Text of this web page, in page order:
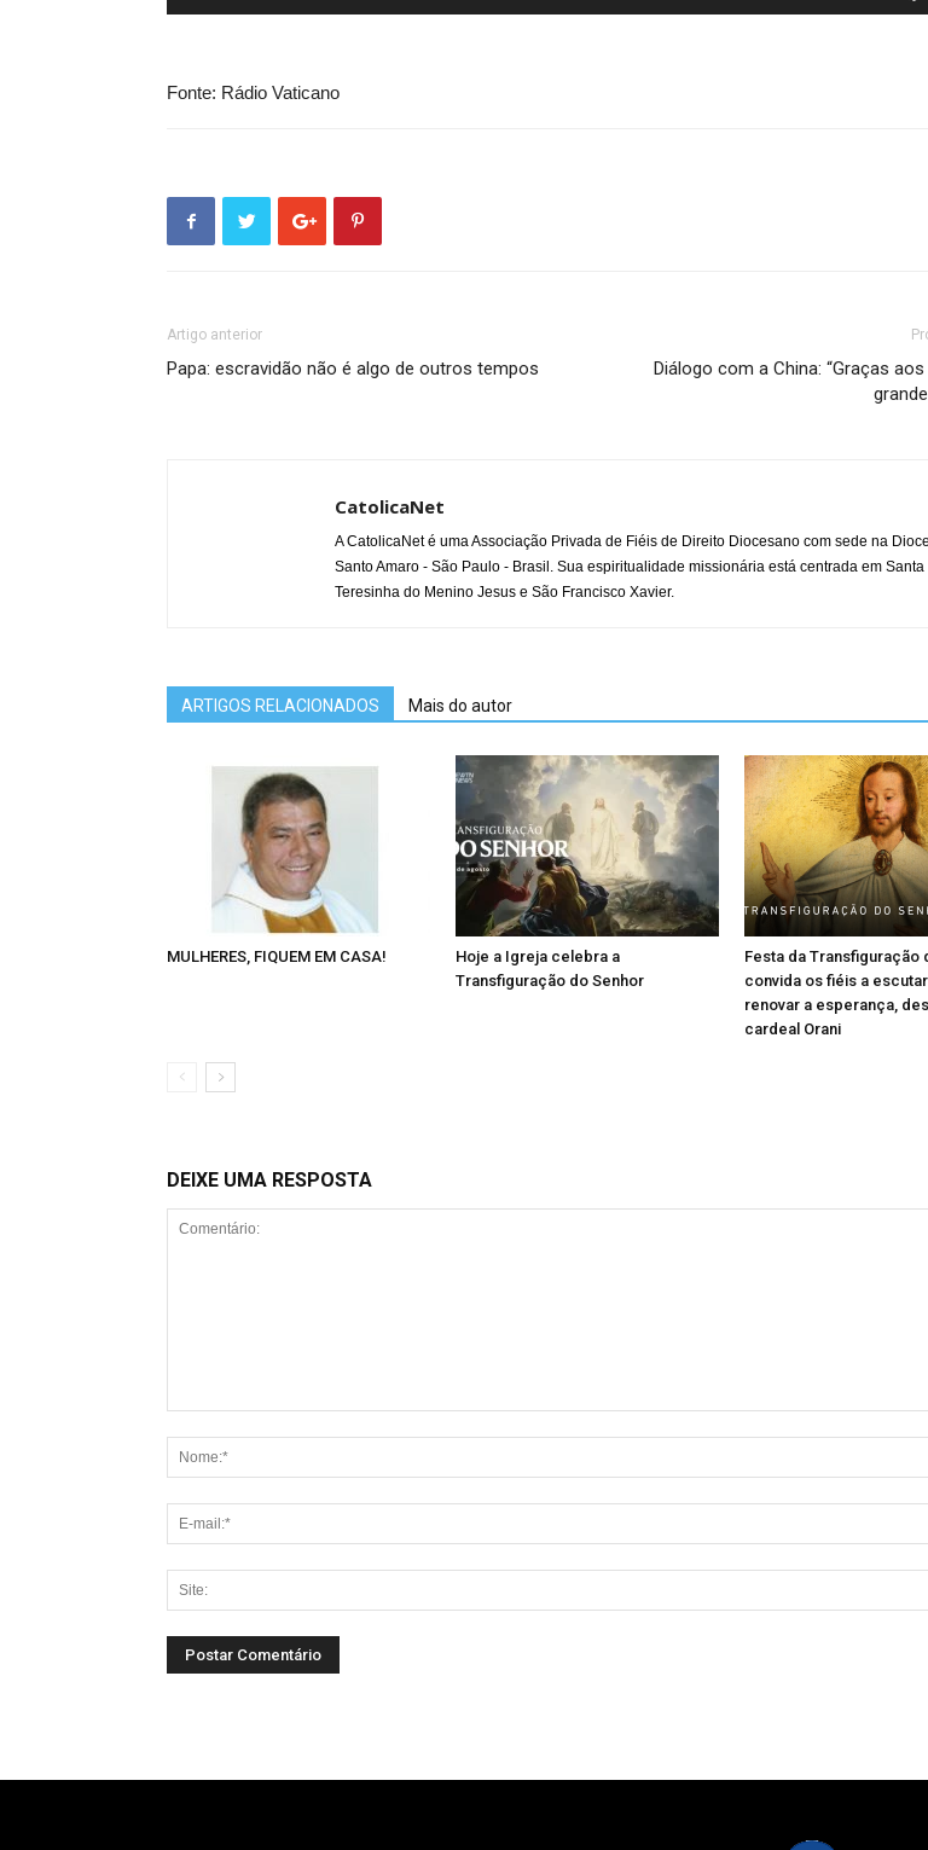
de
Fonte: Rádio Vaticano
Artigo anterior
Papa: escravidão não é algo de outros tempos
Diálogo com a China: “Graças
CatolicaNet
A CatolicaNet é uma Associação Privada de Fiéis de Direito Diocesano com sede na
Santo Amaro - São Paulo - Brasil. Sua espiritualidade missionária está centrada em Santa
Teresinha do Menino Jesus e São Francisco Xavier.
ARTIGOS RELACIONADOS Mais do autor
MULHERES, FIQUEM EM CASA!
Hoje a Igreja celebra a
Transfiguração do Senhor
Festa da Transfiguração
convida os fiéis a
renovar a esperança,
cardeal Orani
DEIXE UMA RESPOSTA